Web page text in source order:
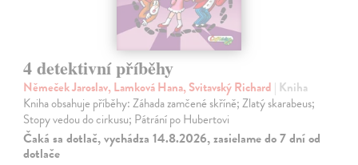
4 detektivní příběhy
Němeček Jaroslav, Lamková Hana, Svitavský Richard | Kniha
Kniha obsahuje příběhy: Záhada zamčené skříně; Zlatý skarabeus;
Stopy vedou do cirkusu; Pátrání po Hubertovi
Čaká sa dotlač, vychádza 14.8.2026, zasielame do 7 dní od
dotlače